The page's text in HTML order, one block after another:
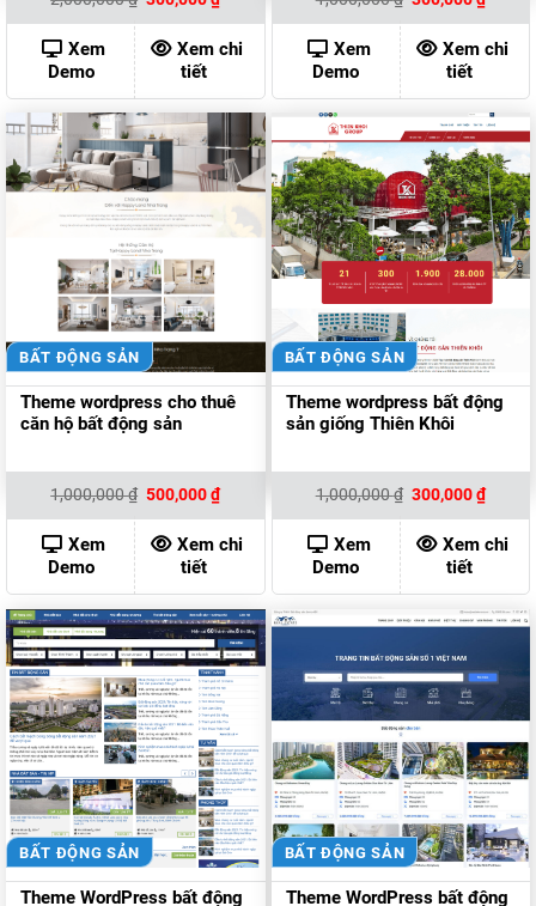
là:
2,000,000 ₫.
hiện
tại
là:
300,000 ₫.
Xem
Demo
Xem chi
tiết
là:
1,000,000 ₫.
hiện
tại
là:
Xem
Demo
Xem chi
tiết
BẤT ĐỘNG SẢN
Theme wordpress cho thuê
căn hộ bất động sản
1,000,000₫ Giá
là:
1,000,000 ₫.
500,000₫Giá
hiện
tại
là:
500,000 ₫.
Xem
Demo
Xem chi
tiết
BẤT ĐỘNG SẢN
Theme wordpress bất động
sản giống Thiên Khôi
1,000,000₫ Giá
là:
1,000,000 ₫.
300,000₫Giá
hiện
tại
là:
Xem
Demo
Xem chi
tiết
BẤT ĐỘNG SẢN
Theme WordPress bất động
BẤT ĐỘNG SẢN
Theme WordPress bất động